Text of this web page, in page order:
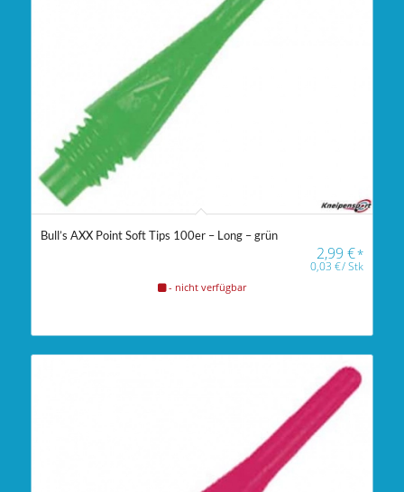
Bull’s AXX Point Soft Tips 100er – Long – grün
2,99€*
0,03€/Stk
- nicht verfügbar